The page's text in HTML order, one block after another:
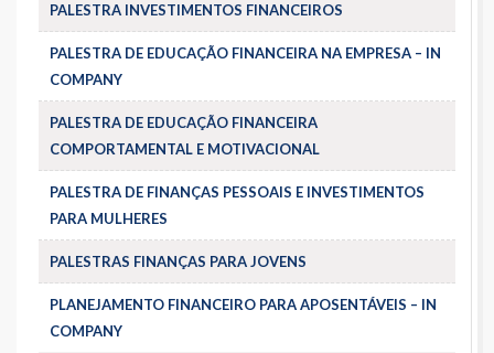
PALESTRA INVESTIMENTOS FINANCEIROS
PALESTRA DE EDUCAÇÃO FINANCEIRA NA EMPRESA – IN
COMPANY
PALESTRA DE EDUCAÇÃO FINANCEIRA
COMPORTAMENTAL E MOTIVACIONAL
PALESTRA DE FINANÇAS PESSOAIS E INVESTIMENTOS
PARA MULHERES
PALESTRAS FINANÇAS PARA JOVENS
PLANEJAMENTO FINANCEIRO PARA APOSENTÁVEIS – IN
COMPANY